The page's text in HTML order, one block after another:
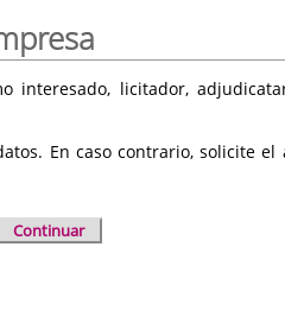
licitador,
En caso contrario, solicite el
Continuar